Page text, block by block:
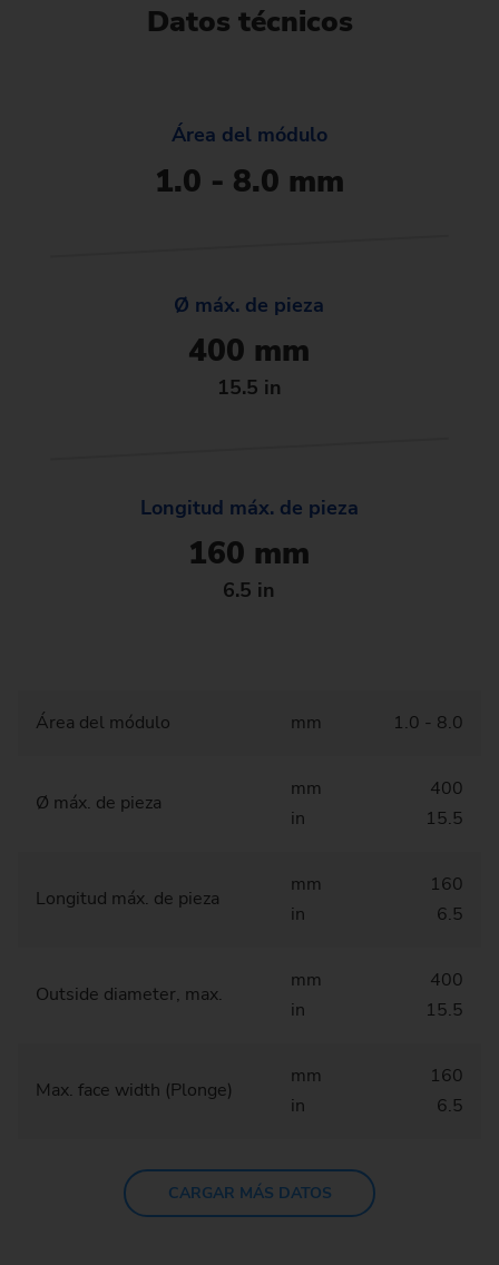
Datos técnicos
Área del módulo
1.0 - 8.0 mm
Ø máx. de pieza
400 mm
15.5 in
Longitud máx. de pieza
160 mm
6.5 in
Área del módulo mm 1.0 - 8.0
Ø máx. de pieza
mm
in
400
15.5
Longitud máx. de pieza
mm
in
160
6.5
Outside diameter, max.
mm
in
400
15.5
Max. face width (Plonge)
mm
in
160
6.5
CARGAR MÁS DATOS